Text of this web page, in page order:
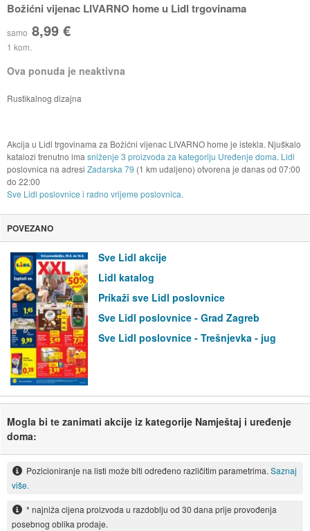
Božićni vijenac LIVARNO home u Lidl trgovinama
samo 8,99 €
1 kom.
Ova ponuda je neaktivna
Rustikalnog dizajna
Akcija u Lidl trgovinama za Božićni vijenac LIVARNO home je istekla. Njuškalo
katalozi trenutno ima sniženje 3 proizvoda za kategoriju Uređenje doma. Lidl
poslovnica na adresi Zadarska 79 (1 km udaljeno) otvorena je danas od 07:00
do 22:00
Sve Lidl poslovnice i radno vrijeme poslovnica.
POVEZANO
Sve Lidl akcije
Lidl katalog
Prikaži sve Lidl poslovnice
Sve Lidl poslovnice - Grad Zagreb
Sve Lidl poslovnice - Trešnjevka - jug
Mogla bi te zanimati akcije iz kategorije Namještaj i uređenje
doma:
Pozicioniranje na listi može biti određeno različitim parametrima. Saznaj
više.
* najniža cijena proizvoda u razdoblju od 30 dana prije provođenja
posebnog oblika prodaje.